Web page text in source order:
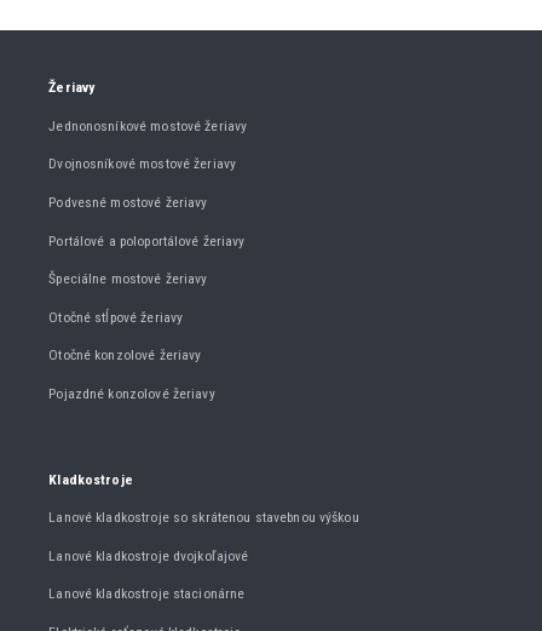
Žeriavy
Jednonosníkové mostové žeriavy
Dvojnosníkové mostové žeriavy
Podvesné mostové žeriavy
Portálové a poloportálové žeriavy
Špeciálne mostové žeriavy
Otočné stĺpové žeriavy
Otočné konzolové žeriavy
Pojazdné konzolové žeriavy
Kladkostroje
Lanové kladkostroje so skrátenou stavebnou výškou
Lanové kladkostroje dvojkoľajové
Lanové kladkostroje stacionárne